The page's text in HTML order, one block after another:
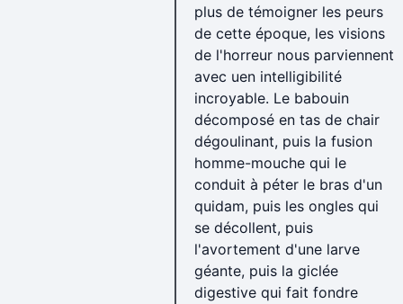
plus de témoigner les peurs
de cette époque, les visions
de l'horreur nous parviennent
avec uen intelligibilité
incroyable. Le babouin
décomposé en tas de chair
dégoulinant, puis la fusion
homme-mouche qui le
conduit à péter le bras d'un
quidam, puis les ongles qui
se décollent, puis
l'avortement d'une larve
géante, puis la giclée
digestive qui fait fondre